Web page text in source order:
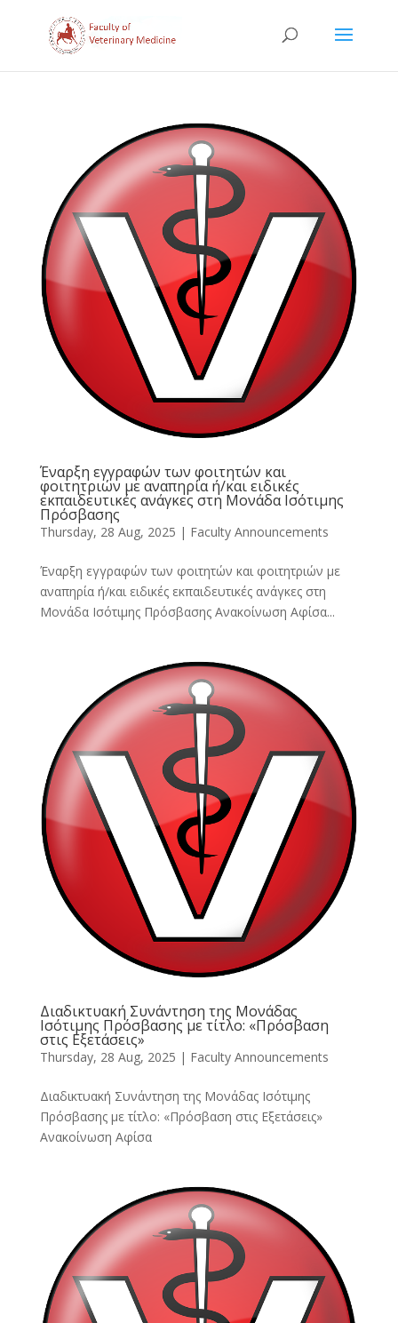
Έναρξη εγγραφών των φοιτητών και
φοιτητριών με αναπηρία ή/και ειδικές
εκπαιδευτικές ανάγκες στη Μονάδα Ισότιμης
Πρόσβασης
Thursday, 28 Aug, 2025 | Faculty Announcements
Έναρξη εγγραφών των φοιτητών και φοιτητριών με
αναπηρία ή/και ειδικές εκπαιδευτικές ανάγκες στη
Μονάδα Ισότιμης Πρόσβασης Ανακοίνωση Αφίσα...
Διαδικτυακή Συνάντηση της Μονάδας
Ισότιμης Πρόσβασης με τίτλο: «Πρόσβαση
στις Εξετάσεις»
Thursday, 28 Aug, 2025 | Faculty Announcements
Διαδικτυακή Συνάντηση της Μονάδας Ισότιμης
Πρόσβασης με τίτλο: «Πρόσβαση στις Εξετάσεις»
Ανακοίνωση Αφίσα